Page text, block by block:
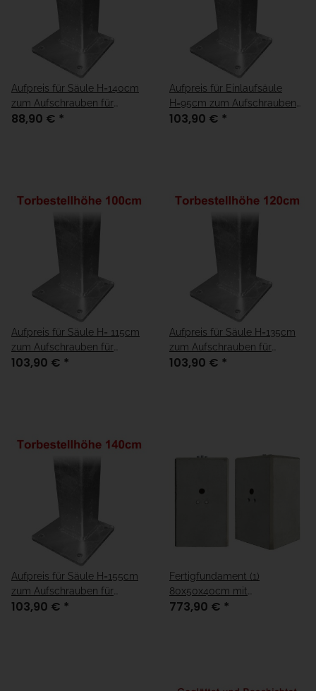
Aufpreis für Säule H=140cm
zum Aufschrauben für
Fundamenthöhe = "fertiger
88,90 € *
Aufpreis für Einlaufsäule
H=95cm zum Aufschrauben
für Fundamenthöhe = "15cm
103,90 € *
Aufpreis für Säule H= 115cm
zum Aufschrauben für
Fundamenthöhe = "15cm
103,90 € *
Aufpreis für Säule H=135cm
zum Aufschrauben für
Fundamenthöhe = "15cm
103,90 € *
Aufpreis für Säule H=155cm
zum Aufschrauben für
Fundamenthöhe = "15cm
103,90 € *
Fertigfundament (1)
80x50x40cm mit
Kabelleerrohre
773,90 € *